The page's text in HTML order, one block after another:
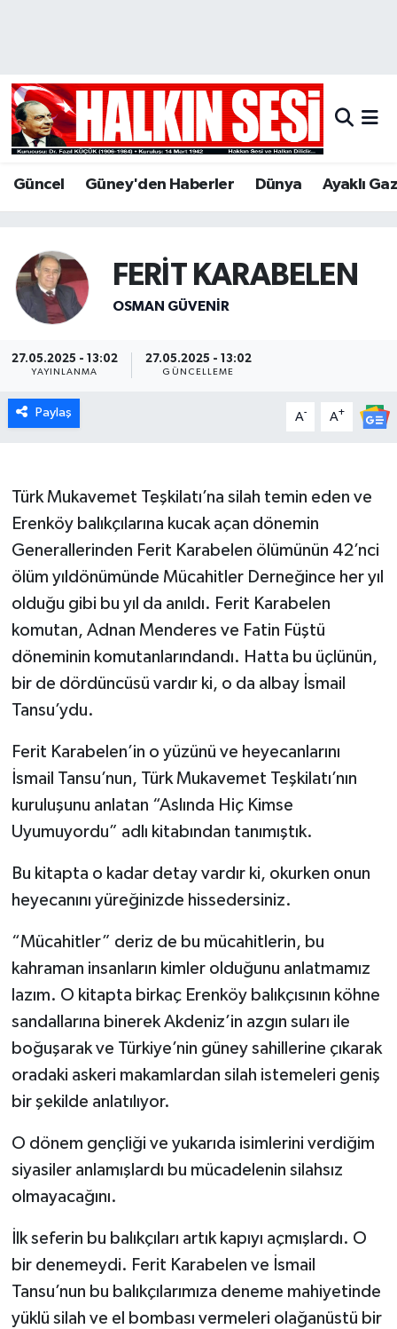
Güncel Güney'den Haberler Dünya Ayaklı
FERİT KARABELEN
OSMAN GÜVENİR
27.05.2025 - 13:02
YAYINLANMA
27.05.2025 - 13:02
GÜNCELLEME
Paylaş A- A+
Türk Mukavemet Teşkilatı’na silah temin eden ve
Erenköy balıkçılarına kucak açan dönemin
Generallerinden Ferit Karabelen ölümünün 42’nci
ölüm yıldönümünde Mücahitler Derneğince her yıl
olduğu gibi bu yıl da anıldı. Ferit Karabelen
komutan, Adnan Menderes ve Fatin Füştü
döneminin komutanlarındandı. Hatta bu üçlünün,
bir de dördüncüsü vardır ki, o da albay İsmail
Tansu’ydu.
Ferit Karabelen’in o yüzünü ve heyecanlarını
İsmail Tansu’nun, Türk Mukavemet Teşkilatı’nın
kuruluşunu anlatan “Aslında Hiç Kimse
Uyumuyordu” adlı kitabından tanımıştık.
Bu kitapta o kadar detay vardır ki, okurken onun
heyecanını yüreğinizde hissedersiniz.
“Mücahitler” deriz de bu mücahitlerin, bu
kahraman insanların kimler olduğunu anlatmamız
lazım. O kitapta birkaç Erenköy balıkçısının köhne
sandallarına binerek Akdeniz’in azgın suları ile
boğuşarak ve Türkiye’nin güney sahillerine çıkarak
oradaki askeri makamlardan silah istemeleri geniş
bir şekilde anlatılıyor.
O dönem gençliği ve yukarıda isimlerini verdiğim
siyasiler anlamışlardı bu mücadelenin silahsız
olmayacağını.
İlk seferin bu balıkçıları artık kapıyı açmışlardı. O
bir denemeydi. Ferit Karabelen ve İsmail
Tansu’nun bu balıkçılarımıza deneme mahiyetinde
yüklü silah ve el bombası vermeleri olağanüstü bir
Hava Durumu
Trafik Durumu
Tüm Manşetler
Son Dakika Haberleri